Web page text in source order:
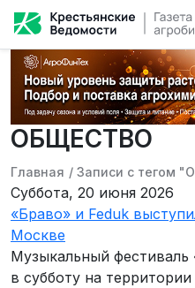
ОБЩЕСТВО
Главная / Записи с тегом
Суббота, 20 июня 2026
«Браво» и Feduk
Москве
Музыкальный
в субботу на